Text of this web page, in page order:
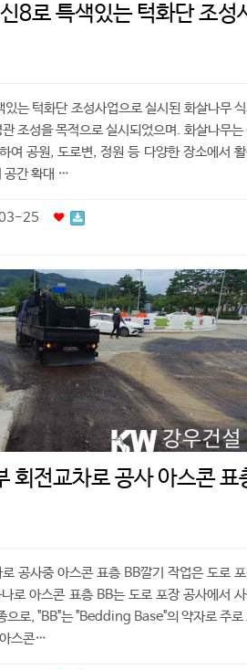
8로 특색있는 턱화단 조성
는 턱화단 조성사업으로 실시된 화살나무
조성을 목적으로 실시되었으며. 화살나무는
여 공원, 도로변, 정원 등 다양한 장소에서
공간 확대 …
25
회전교차로 공사 아스콘 표
공사중 아스콘 표층 BB깔기 작업은 도로
로 아스콘 표층 BB는 도로 포장 공사에서
으로, "BB"는 "Bedding Base"의 약자로 주로
스콘…